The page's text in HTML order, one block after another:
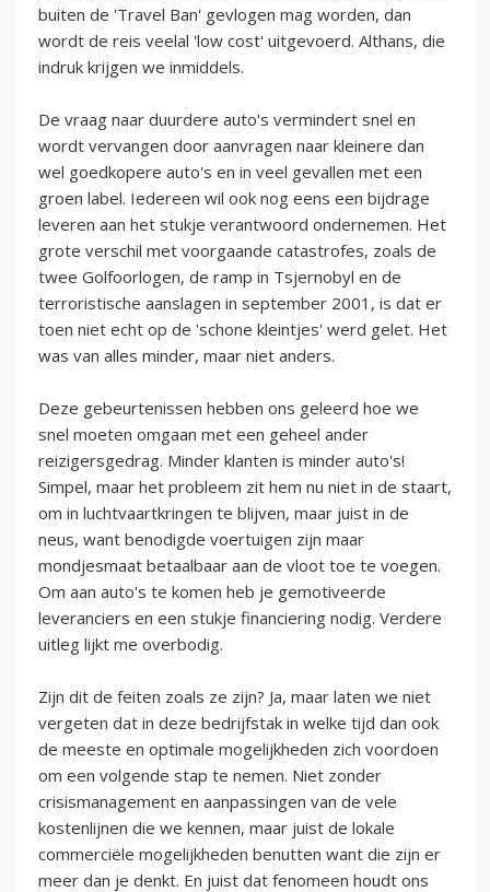
buiten de 'Travel Ban' gevlogen mag worden, dan
wordt de reis veelal 'low cost' uitgevoerd. Althans, die
indruk krijgen we inmiddels.
De vraag naar duurdere auto's vermindert snel en
wordt vervangen door aanvragen naar kleinere dan
wel goedkopere auto's en in veel gevallen met een
groen label. Iedereen wil ook nog eens een bijdrage
leveren aan het stukje verantwoord ondernemen. Het
grote verschil met voorgaande catastrofes, zoals de
twee Golfoorlogen, de ramp in Tsjernobyl en de
terroristische aanslagen in september 2001, is dat er
toen niet echt op de 'schone kleintjes' werd gelet. Het
was van alles minder, maar niet anders.
Deze gebeurtenissen hebben ons geleerd hoe we
snel moeten omgaan met een geheel ander
reizigersgedrag. Minder klanten is minder auto's!
Simpel, maar het probleem zit hem nu niet in de staart,
om in luchtvaartkringen te blijven, maar juist in de
neus, want benodigde voertuigen zijn maar
mondjesmaat betaalbaar aan de vloot toe te voegen.
Om aan auto's te komen heb je gemotiveerde
leveranciers en een stukje financiering nodig. Verdere
uitleg lijkt me overbodig.
Zijn dit de feiten zoals ze zijn? Ja, maar laten we niet
vergeten dat in deze bedrijfstak in welke tijd dan ook
de meeste en optimale mogelijkheden zich voordoen
om een volgende stap te nemen. Niet zonder
crisismanagement en aanpassingen van de vele
kostenlijnen die we kennen, maar juist de lokale
commerciële mogelijkheden benutten want die zijn er
meer dan je denkt. En juist dat fenomeen houdt ons